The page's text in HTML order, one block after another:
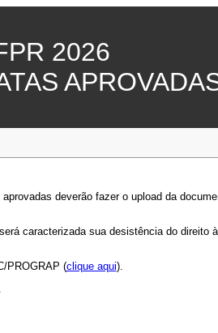
2026
deverão fazer o upload da
caracterizada sua desistência do direito
PROGRAP (clique aqui).